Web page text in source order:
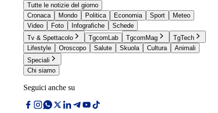
Tutte le notizie del giorno
Cronaca
Mondo Politica Economia Sport
Meteo
Video
Foto Infografiche
Schede
Tv & Spettacolo
TgcomLab TgcomMag
TgTech
Lifestyle
Oroscopo Salute Skuola Cultura
Animali
Speciali
Chi siamo
Seguici anche su